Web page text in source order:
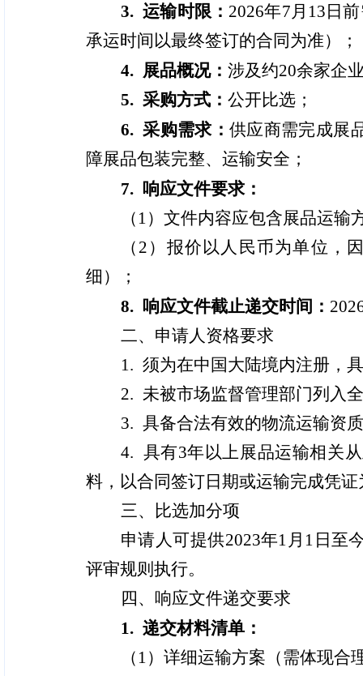
3. 运输时限： 2026年7月13日
承运时间以最终签订的合同为准）；
4. 展品概况： 涉及约20余家企
5. 采购方式： 公开比选；
6. 采购需求：供应商需完成展
障展品包装完整、运输安全；
7. 响应文件要求：
（1）文件内容应包含展品运
（2）报价以人民币为单位，
细）；
8. 响应文件截止递交时间：
二、申请人资格要求
1. 须为在中国大陆境内注册，
2. 未被市场监督管理部门列入
3. 具备合法有效的物流运输资
4. 具有3年以上展品运输相关
料，以合同签订日期或运输完成凭证
三、比选加分项
申请人可提供2023年1月1日至
评审规则执行。
四、响应文件递交要求
1. 递交材料清单：
（1）详细运输方案（需体现